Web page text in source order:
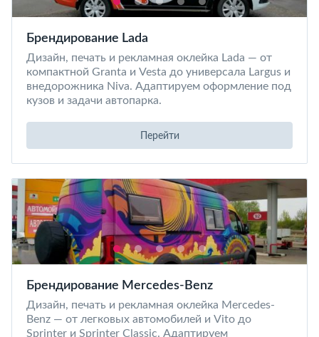
Брендирование Lada
Дизайн, печать и рекламная оклейка Lada — от
компактной Granta и Vesta до универсала Largus и
внедорожника Niva. Адаптируем оформление под
кузов и задачи автопарка.
Перейти
Брендирование Mercedes-Benz
Дизайн, печать и рекламная оклейка Mercedes-
Benz — от легковых автомобилей и Vito до
Sprinter и Sprinter Classic. Адаптируем